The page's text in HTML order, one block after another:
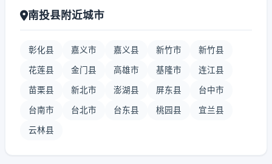
南投县附近城市
彰化县 嘉义市 嘉义县 新竹市 新竹县
花莲县 金门县 高雄市 基隆市 连江县
苗栗县 新北市 澎湖县 屏东县 台中市
台南市 台北市 台东县 桃园县 宜兰县
云林县